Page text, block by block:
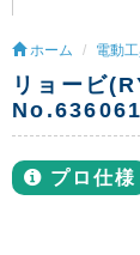
ホーム 電動
リョービ
プロ仕様